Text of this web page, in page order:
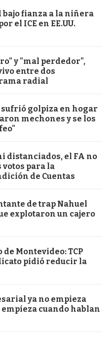
fianza a la niñera
el ICE en EE.UU.
y "mal perdedor",
entre dos
radial
golpiza en hogar
mechones y se los
distanciados, el FA no
para la
de Cuentas
de trap Nahuel
explotaron un cajero
Montevideo: TCP
pidió reducir la
ya no empieza
empieza cuando hablan